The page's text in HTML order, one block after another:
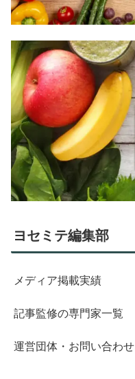
ヨセミテ編集部
メディア掲載実績
記事監修の専門家一覧
運営団体・お問い合わせ